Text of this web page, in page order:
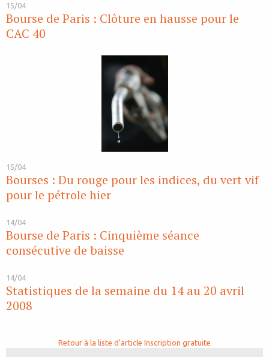
15/04
Bourse de Paris : Clôture en hausse pour le
CAC 40
15/04
Bourses : Du rouge pour les indices, du vert vif
pour le pétrole hier
14/04
Bourse de Paris : Cinquième séance
consécutive de baisse
14/04
Statistiques de la semaine du 14 au 20 avril
2008
Retour à la liste d'article Inscription gratuite